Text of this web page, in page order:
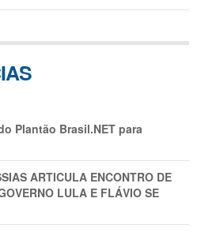
Plantão Brasil.NET para
ARTICULA ENCONTRO DE
LULA E FLÁVIO SE